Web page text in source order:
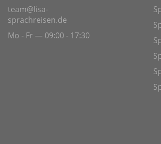
team@lisa-
sprachreisen.de
Mo - Fr — 09:00 - 17:30